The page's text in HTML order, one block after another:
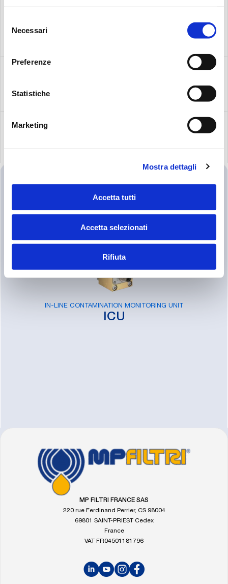
delNecessari
Preferenze
Statistiche
Marketing
Mostra dettagli
Accetta tutti
Accetta selezionati
Rifiuta
IN-LINE CONTAMINATION MONITORING UNIT
ICU
FOOTER
Allez
à
la
page
d'accueil
MP FILTRI FRANCE SAS
220 rue Ferdinand Perrier, CS 98004
69801 SAINT-PRIEST Cedex
France
VAT FR04501181796
LinkedInYouTubeInstagramFacebook